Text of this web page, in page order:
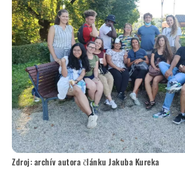
Zdroj: archív autora článku Jakuba Kureka